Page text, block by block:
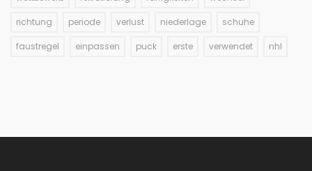
richtung periode verlust niederlage schuhe
faustregel einpassen puck erste verwendet nhl